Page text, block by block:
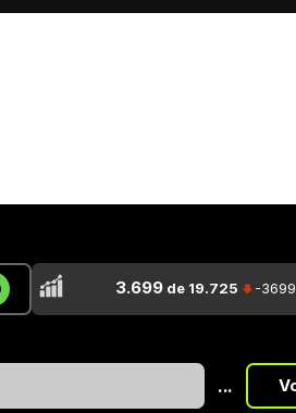
3.699de 19.725 -3699
...